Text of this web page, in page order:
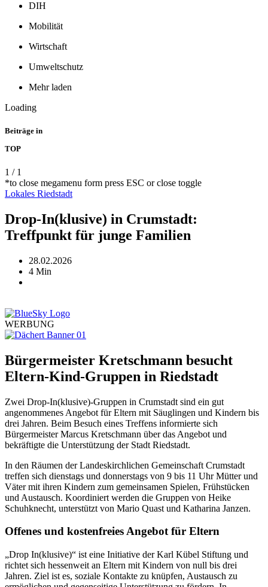
DIH
Mobilität
Wirtschaft
Umweltschutz
Mehr laden
Loading
Beiträge in
TOP
1 / 1
*to close megamenu form press ESC or close toggle
Lokales Riedstadt
Drop-In(klusive) in Crumstadt:
Treffpunkt für junge Familien
28.02.2026
4 Min
WERBUNG
Bürgermeister Kretschmann besucht
Eltern-Kind-Gruppen in Riedstadt
Zwei Drop-In(klusive)-Gruppen in Crumstadt sind ein gut
angenommenes Angebot für Eltern mit Säuglingen und Kindern bis
drei Jahren. Beim Besuch eines Treffens informierte sich
Bürgermeister Marcus Kretschmann über das Angebot und
bekräftigte die Unterstützung der Stadt Riedstadt.
In den Räumen der Landeskirchlichen Gemeinschaft Crumstadt
treffen sich dienstags und donnerstags von 9 bis 11 Uhr Mütter und
Väter mit ihren Kindern zum gemeinsamen Spielen, Frühstücken
und Austausch. Koordiniert werden die Gruppen von Heike
Schuhknecht, unterstützt von Mario Quast und Katharina Janzen.
Offenes und kostenfreies Angebot für Eltern
„Drop In(klusive)“ ist eine Initiative der Karl Kübel Stiftung und
richtet sich hessenweit an Eltern mit Kindern von null bis drei
Jahren. Ziel ist es, soziale Kontakte zu knüpfen, Austausch zu